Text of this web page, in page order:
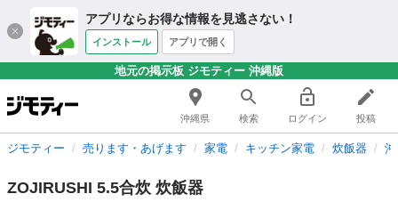
アプリならお得な情報を見逃さない！
インストール アプリで開く
地元の掲示板 ジモティー 沖縄版
沖縄県 検索 ログイン 投稿
ジモティー 売ります・あげます 家電 キッチン家電 炊飯器
ZOJIRUSHI 5.5合炊 炊飯器